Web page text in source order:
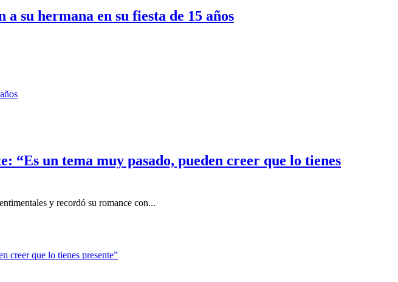
su hermana en su fiesta de 15 años
“Es un tema muy pasado, pueden creer que lo tienes
y recordó su romance con...